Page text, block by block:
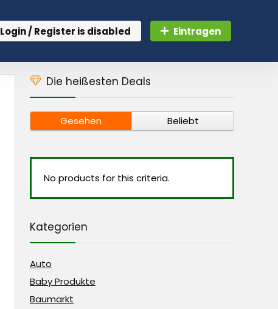
Login / Register is disabled Eintragen
Die heißesten Deals
Gesehen Beliebt
No products for this criteria.
Kategorien
Auto
Baby Produkte
Baumarkt